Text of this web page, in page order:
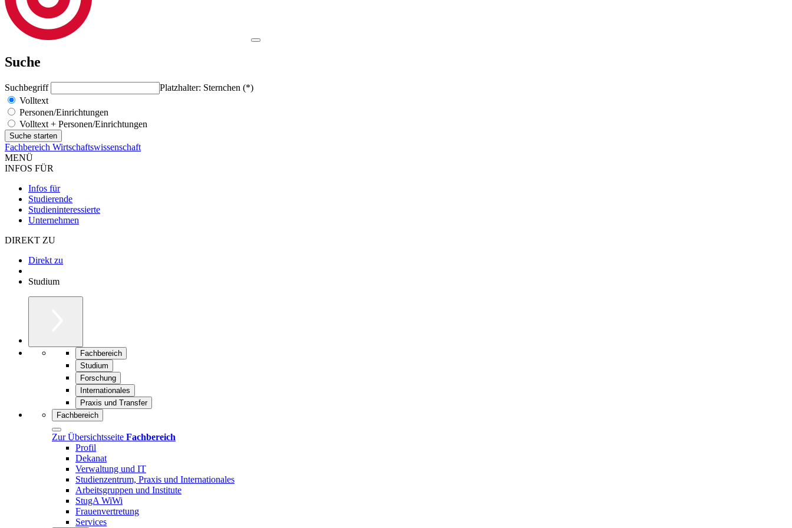
Suche
Suchbegriff
Platzhalter: Sternchen (*)
Volltext
Personen/Einrichtungen
Volltext + Personen/Einrichtungen
Fachbereich Wirtschaftswissenschaft
MENÜ
INFOS FÜR
Infos für
Studierende
Studieninteressierte
Unternehmen
DIREKT ZU
Direkt zu
Studium
Fachbereich
Studium
Forschung
Internationales
Praxis und Transfer
Fachbereich
Zur Übersichtsseite Fachbereich
Profil
Dekanat
Verwaltung und IT
Studienzentrum, Praxis und Internationales
Arbeitsgruppen und Institute
StugA WiWi
Frauenvertretung
Services